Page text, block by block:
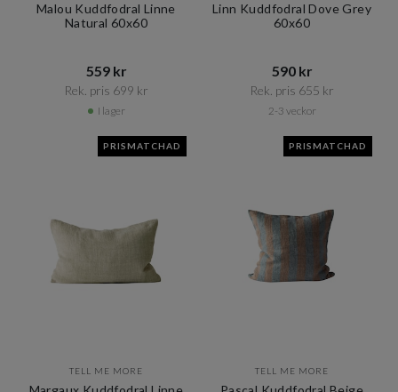
Malou Kuddfodral Linne
Natural 60x60
559 kr​​
Rek. pris 699 kr​​
I lager
Linn Kuddfodral Dove Grey
60x60
590 kr​​
Rek. pris 655 kr​​
2-3 veckor
PRISMATCHAD
TELL ME MORE
PRISMATCHAD
TELL ME MORE